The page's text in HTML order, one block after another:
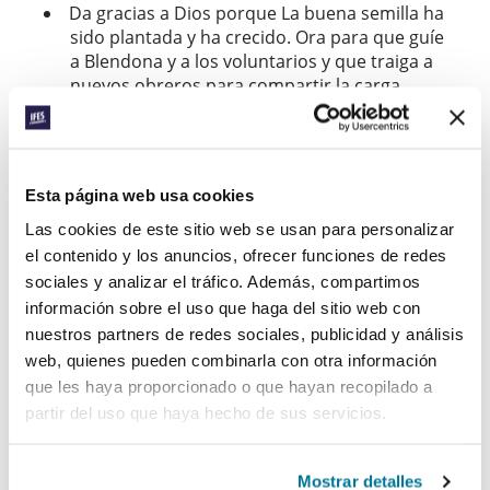
Esta página web usa cookies
Las cookies de este sitio web se usan para personalizar
el contenido y los anuncios, ofrecer funciones de redes
sociales y analizar el tráfico. Además, compartimos
información sobre el uso que haga del sitio web con
nuestros partners de redes sociales, publicidad y análisis
web, quienes pueden combinarla con otra información
que les haya proporcionado o que hayan recopilado a
partir del uso que haya hecho de sus servicios.
Mostrar detalles
Da gracias a Dios porque La buena semilla ha
sido plantada y ha crecido. Ora para que guíe
a Blendona y a los voluntarios y que traiga a
nuevos obreros para compartir la carga.
Ora por la estudiante que conoció a Jesús
Ora por un campamento de verano que
tendrá lugar la segunda semana de julio, que
se llama “El amor de Dios”: que se ocupen las
treinta plazas y que Dios toque cada uno de
los corazones. Por Blendona: “que esté llena
del gozo del Señor cada día y que muestre el
amor de Dios a todo el mundo”.
FacebookWhatsApp
Email LinkedInTeams